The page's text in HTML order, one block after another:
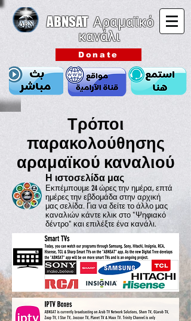
ABNSATΑραμαϊκό
κανάλι
Donate
Τρόποι
παρακολούθησης
αραμαϊκού καναλιού
Η ιστοσελίδα μας
Εκπέμπουμε 24 ώρες την ημέρα, επτά
ημέρες την εβδομάδα στην αρχική
μας σελίδα. Για να δείτε το άλλο μας
καναλιών κάντε κλικ στο "Ψηφιακό
δέντρο" και επιλέξτε ένα κανάλι.